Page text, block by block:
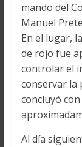
mando del
Manuel
En el lugar,
de rojo fue
controlar el
conservar la
concluyó
Al día